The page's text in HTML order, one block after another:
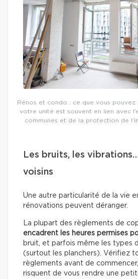
Rénos et condo : ce que vous pouvez
votre unité est souvent en lien avec
communes et de la protection de
Les bruits, les
voisins
Une autre particularité de la vie
rénovations peuvent déranger.
La plupart des règlements de
encadrent les heures permises
bruit, et parfois même les types
(surtout les planchers). Vérifiez
règlements avant de
risquent de vous rendre une